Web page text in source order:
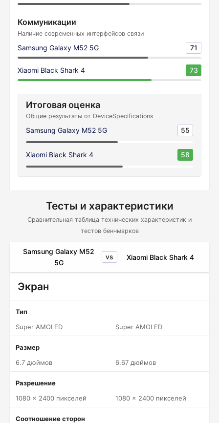
Коммуникации
Наличие современных интерфейсов связи
Samsung Galaxy M52 5G 71
Xiaomi Black Shark 4 73
Итоговая оценка
Общие результаты от DeviceSpecifications
Samsung Galaxy M52 5G 55
Xiaomi Black Shark 4 58
Тесты и характеристики
Сравнительная таблица технических характеристик и
тестов бенчмарков
Samsung Galaxy M52
5G
vs Xiaomi Black Shark 4
Экран
Тип
Super AMOLED
Super AMOLED
Размер
6.7 дюймов
6.67 дюймов
Разрешение
1080 x 2400 пикселей
1080 x 2400 пикселей
Соотношение сторон